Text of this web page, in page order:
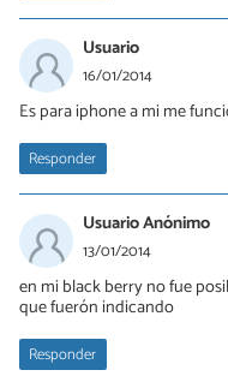
Usuario
16/01/2014
Es para iphone a mi me
Responder
Usuario Anónimo
13/01/2014
en mi black berry no fue
que fuerón indicando
Responder